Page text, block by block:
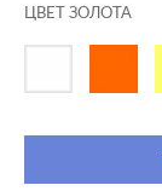
ЦВЕТ ЗОЛОТА